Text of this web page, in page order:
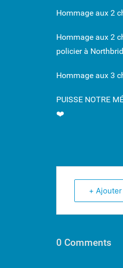
Hommage aux 2
Hommage aux 2
policier à
Hommage aux 3
PUISSE NOTRE
❤️
+
0 Comments